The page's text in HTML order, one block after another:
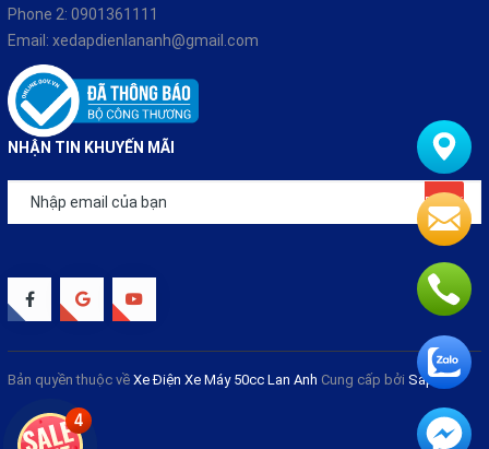
Phone 2: 0901361111
Email: xedapdienlananh@gmail.com
NHẬN TIN KHUYẾN MÃI
Đăng ký
Bản quyền thuộc về Xe Điện Xe Máy 50cc Lan Anh Cung cấp bởi Sapo
4